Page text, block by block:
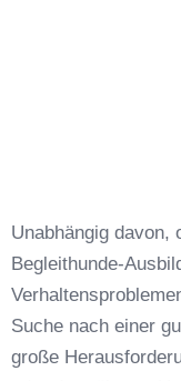
Unabhängig davon,
Begleithunde-
Suche nach einer
große